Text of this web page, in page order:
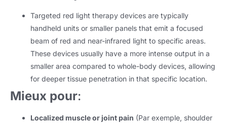
Targeted red light therapy devices are typically
handheld units or smaller panels that emit a focused
beam of red and near-infrared light to specific areas.
These devices usually have a more intense output in a
smaller area compared to whole-body devices, allowing
for deeper tissue penetration in that specific location.
Mieux pour:
Localized muscle or joint pain (Par exemple, shoulder